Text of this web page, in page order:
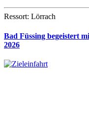
Ressort: Lörrach
Bad Füssing begeistert
2026